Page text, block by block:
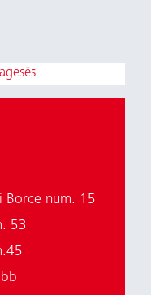
Borce num. 15
53